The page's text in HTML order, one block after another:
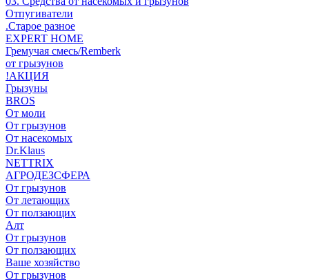
Отпугиватели
.Старое разное
EXPERT HOME
Гремучая смесь/Remberk
от грызунов
!АКЦИЯ
Грызуны
BROS
От моли
От грызунов
От насекомых
Dr.Klaus
NETTRIX
АГРОДЕЗСФЕРА
От грызунов
От летающих
От ползающих
Алт
От грызунов
От ползающих
Ваше хозяйство
От грызунов